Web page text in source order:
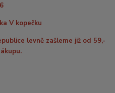
V kopečku
levně zašleme již od 59,-